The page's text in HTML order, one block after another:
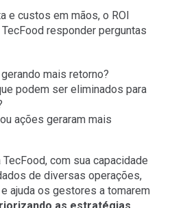
e custos em mãos, o ROI
responder perguntas
mais retorno?
podem ser eliminados para
ações geraram mais
com sua capacidade
de diversas operações,
ajuda os gestores a tomarem